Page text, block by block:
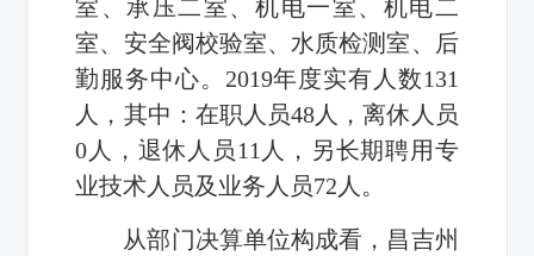
室、承压二室、机电一室、机电二
室、安全阀校验室、水质检测室、后
勤服务中心。 2019年度实有人数131
人，其中：在职人员48人，离休人员
0 人，退休人员11 人，另长期聘用专
业技术人员及业务人员72 人。
从部门决算单位构成看，昌吉州